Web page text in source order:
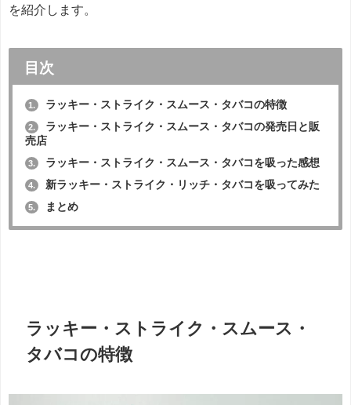
を紹介します。
目次
1. ラッキー・ストライク・スムース・タバコの特徴
2.
ラッキー・ストライク・スムース・タバコの発売日と販
売店
3. ラッキー・ストライク・スムース・タバコを吸った感想
4. 新ラッキー・ストライク・リッチ・タバコを吸ってみた
5. まとめ
ラッキー・ストライク・スムース・
タバコの特徴